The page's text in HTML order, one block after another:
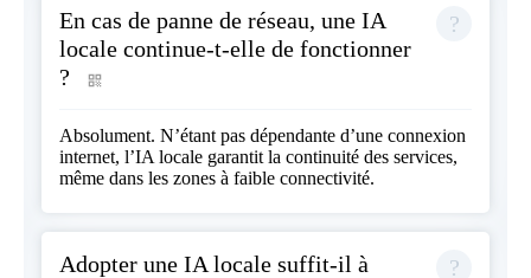
En cas de panne de réseau, une IA
locale continue-t-elle de fonctionner
?
Absolument. N’étant pas dépendante d’une connexion
internet, l’IA locale garantit la continuité des services,
même dans les zones à faible connectivité.
Adopter une IA locale suffit-il à